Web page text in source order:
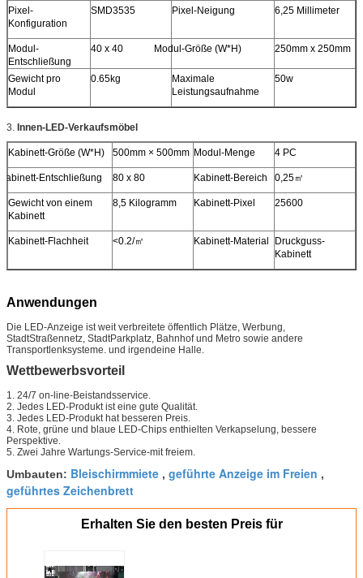
Pixel-
Konfiguration
SMD3535 Pixel-Neigung 6,25 Millimeter
Modul-
Entschließung
40 x 40 Modul-Größe (W*H) 250mm x 250mm
Gewicht pro
Modul
0.65kg
Maximale
Leistungsaufnahme
50w
3. Innen-LED-Verkaufsmöbel
Kabinett-Größe (W*H) 500mm × 500mm Modul-Menge 4 PC
Kabinett-Entschließung 80 x 80 Kabinett-Bereich 0,25㎡
Gewicht von einem
Kabinett
8,5 Kilogramm Kabinett-Pixel 25600
Kabinett-Flachheit <0.2/㎡ Kabinett-Material
Druckguss-
Kabinett
Anwendungen
Die LED-Anzeige ist weit verbreitete öffentlich Plätze, Werbung,
StadtStraßennetz, StadtParkplatz, Bahnhof und Metro sowie andere
Transportlenksysteme. und irgendeine Halle.
Wettbewerbsvorteil
1. 24/7 on-line-Beistandsservice.
2. Jedes LED-Produkt ist eine gute Qualität.
3. Jedes LED-Produkt hat besseren Preis.
4. Rote, grüne und blaue LED-Chips enthielten Verkapselung, bessere
Perspektive.
5. Zwei Jahre Wartungs-Service-mitfreiem.
Umbauten: Bleischirmmiete , geführte Anzeige im Freien ,
geführtes Zeichenbrett
Erhalten Sie den besten Preis für